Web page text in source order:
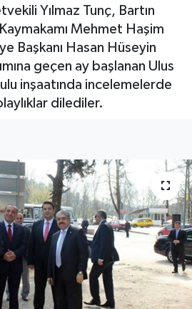
Yılmaz Tunç, Bartın
Mehmet Haşim
Başkanı Hasan Hüseyin
geçen ay başlanan Ulus
inşaatında incelemelerde
dilediler.